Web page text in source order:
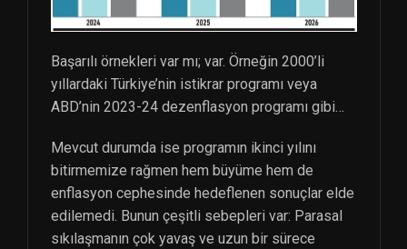
Başarılı örnekleri var mı; var. Örneğin 2000’li
yıllardaki Türkiye’nin istikrar programı veya
ABD’nin 2023-24 dezenflasyon programı gibi…
Mevcut durumda ise programın ikinci yılını
bitirmemize rağmen hem büyüme hem de
enflasyon cephesinde hedeflenen sonuçlar elde
edilemedi. Bunun çeşitli sebepleri var: Parasal
sıkılaşmanın çok yavaş ve uzun bir sürece